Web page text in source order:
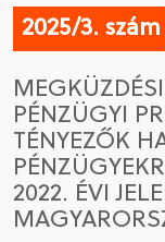
2025/3. szám
PÉNZÜGYI
TÉNYEZŐK
2022. ÉVI